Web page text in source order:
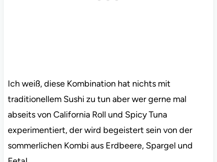
Ich weiß, diese Kombination hat nichts mit
traditionellem Sushi zu tun aber wer gerne mal
abseits von California Roll und Spicy Tuna
experimentiert, der wird begeistert sein von der
sommerlichen Kombi aus Erdbeere, Spargel und